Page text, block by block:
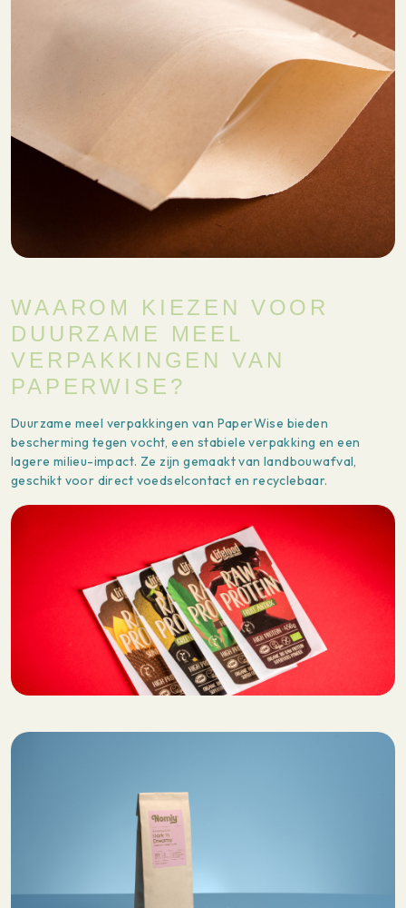
WAAROM KIEZEN VOOR
DUURZAME MEEL
VERPAKKINGEN VAN
PAPERWISE?
Duurzame meel verpakkingen van PaperWise bieden
bescherming tegen vocht, een stabiele verpakking en een
lagere milieu-impact. Ze zijn gemaakt van landbouwafval,
geschikt voor direct voedselcontact en recyclebaar.